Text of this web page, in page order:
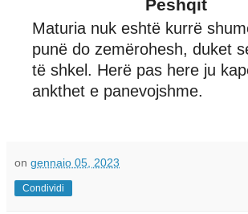
Peshqit
Maturia nuk eshtë kurrë
punë do zemërohesh, duket
të shkel. Herë pas here ju
ankthet e panevojshme.
on gennaio 05, 2023
Condividi